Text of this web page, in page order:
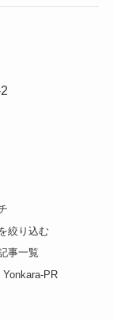
絞り込む
事一覧
Yonkara-PR